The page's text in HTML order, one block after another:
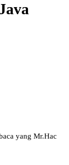
yang Mr.Hac